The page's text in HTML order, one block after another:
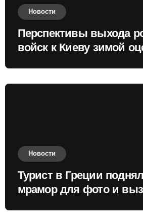
Новости
Перспективы выхода
войск к Киеву зимой
Новости
Турист в Греции
мрамор для фото и